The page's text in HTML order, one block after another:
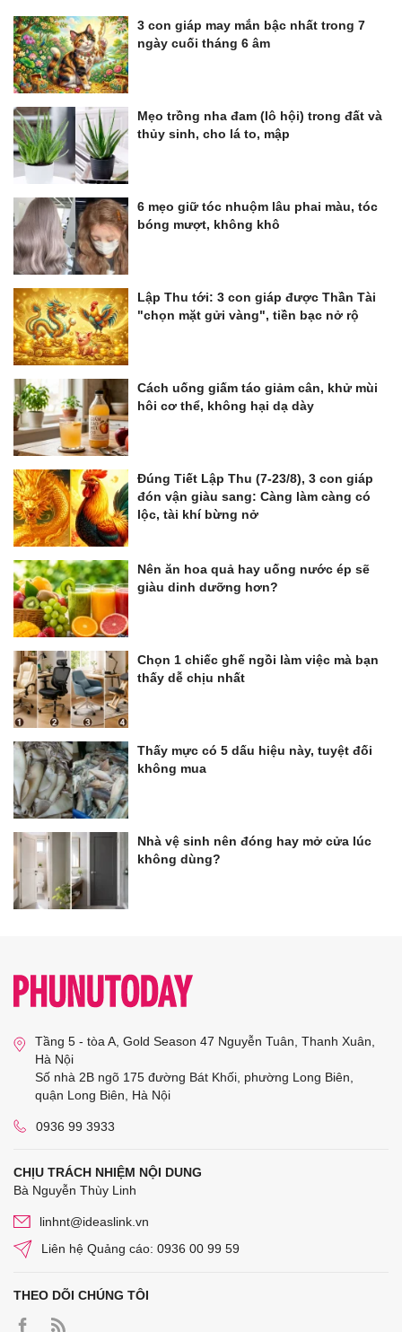
3 con giáp may mắn bậc nhất trong 7
ngày cuối tháng 6 âm
Mẹo trồng nha đam (lô hội) trong đất và
thủy sinh, cho lá to, mập
6 mẹo giữ tóc nhuộm lâu phai màu, tóc
bóng mượt, không khô
Lập Thu tới: 3 con giáp được Thần Tài
"chọn mặt gửi vàng", tiền bạc nở rộ
Cách uống giấm táo giảm cân, khử mùi
hôi cơ thể, không hại dạ dày
Đúng Tiết Lập Thu (7-23/8), 3 con giáp
đón vận giàu sang: Càng làm càng có
lộc, tài khí bừng nở
Nên ăn hoa quả hay uống nước ép sẽ
giàu dinh dưỡng hơn?
Chọn 1 chiếc ghế ngồi làm việc mà bạn
thấy dễ chịu nhất
Thấy mực có 5 dấu hiệu này, tuyệt đối
không mua
Nhà vệ sinh nên đóng hay mở cửa lúc
không dùng?
Tầng 5 - tòa A, Gold Season 47 Nguyễn Tuân, Thanh Xuân,
Hà Nội
Số nhà 2B ngõ 175 đường Bát Khối, phường Long Biên,
quận Long Biên, Hà Nội
0936 99 3933
CHỊU TRÁCH NHIỆM NỘI DUNG
Bà Nguyễn Thùy Linh
linhnt@ideaslink.vn
Liên hệ Quảng cáo: 0936 00 99 59
THEO DÕI CHÚNG TÔI